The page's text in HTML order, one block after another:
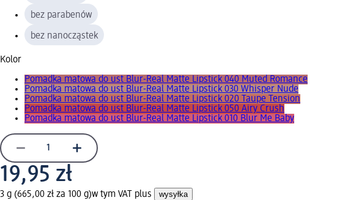
bez parabenów
bez nanocząstek
Kolor
Pomadka matowa do ust Blur-Real Matte Lipstick 040 Muted Romance
Pomadka matowa do ust Blur-Real Matte Lipstick 030 Whisper Nude
Pomadka matowa do ust Blur-Real Matte Lipstick 020 Taupe Tension
Pomadka matowa do ust Blur-Real Matte Lipstick 050 Airy Crush
Pomadka matowa do ust Blur-Real Matte Lipstick 010 Blur Me Baby
19,95 zł
3 g (665,00 zł za 100 g)w tym VAT plus wysyłka